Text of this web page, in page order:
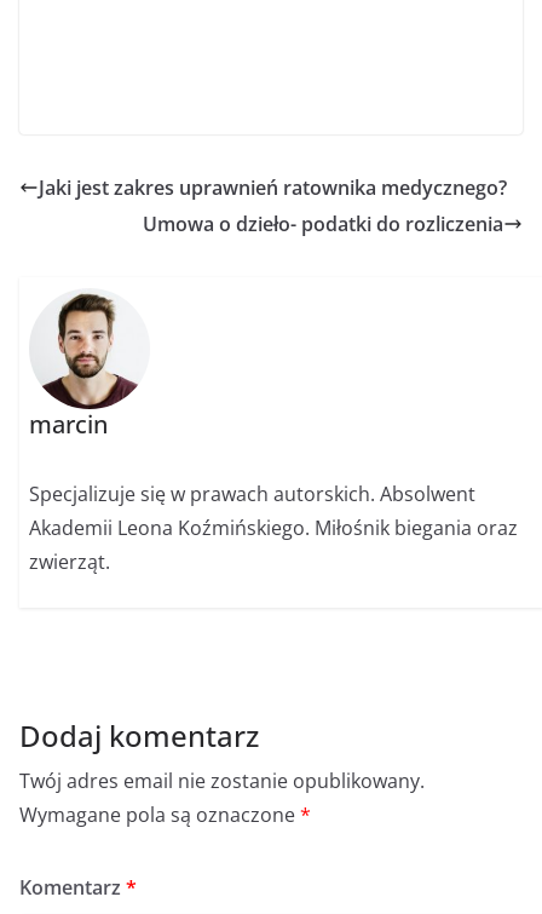
Jaki jest zakres uprawnień ratownika medycznego?
Umowa o dzieło- podatki do rozliczenia
marcin
Specjalizuje się w prawach autorskich. Absolwent
Akademii Leona Koźmińskiego. Miłośnik biegania oraz
zwierząt.
Dodaj komentarz
Twój adres email nie zostanie opublikowany.
Wymagane pola są oznaczone*
Komentarz *